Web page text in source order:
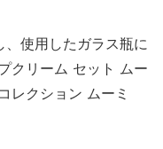
使用したガラス瓶に
クリーム セット ムー
レクション ムーミ